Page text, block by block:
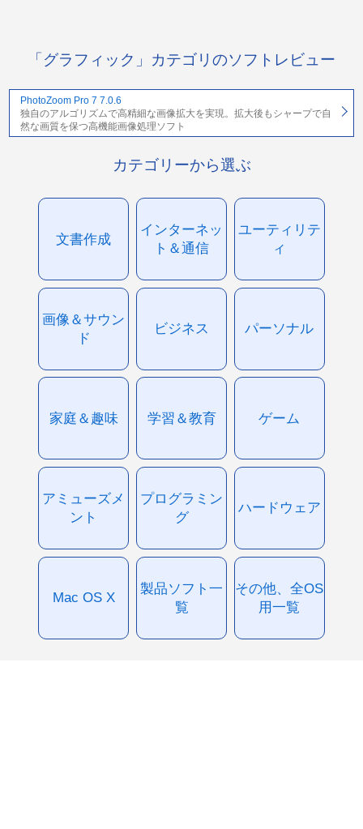
「グラフィック」カテゴリのソフトレビュー
PhotoZoom Pro 7 7.0.6
独自のアルゴリズムで高精細な画像拡大を実現。拡大後もシャープで自
然な画質を保つ高機能画像処理ソフト
カテゴリーから選ぶ
文書作成
インターネッ
ト＆通信
ユーティリテ
ィ
画像＆サウン
ド
ビジネス パーソナル
家庭＆趣味 学習＆教育 ゲーム
アミューズメ
ント
プログラミン
グ
ハードウェア
Mac OS X
製品ソフト一
覧
その他、全OS
用一覧